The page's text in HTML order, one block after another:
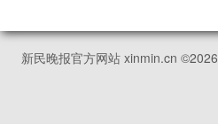
新民晚报官方网站 xinmin.cn ©2026